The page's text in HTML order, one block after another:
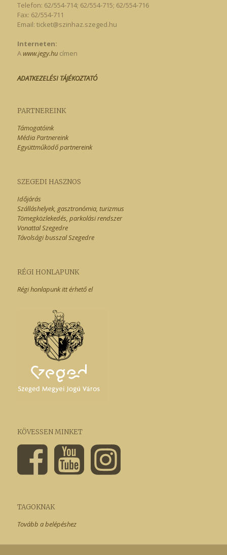
Telefon: 62/554-714; 62/554-715; 62/554-716
Fax: 62/554-711
Email: ticket@szinhaz.szeged.hu
Interneten:
Awww.jegy.hucímen
ADATKEZELÉSI TÁJÉKOZTATÓ
PARTNEREINK
Támogatóink
Média Partnereink
Együttműködő partnereink
SZEGEDI HASZNOS
Időjárás
Szálláshelyek, gasztronómia, turizmus
Tömegközlekedés, parkolási rendszer
Vonattal Szegedre
Távolsági busszal Szegedre
RÉGI HONLAPUNK
Régi honlapunk itt érhető el
KÖVESSEN MINKET
TAGOKNAK
Tovább a belépéshez